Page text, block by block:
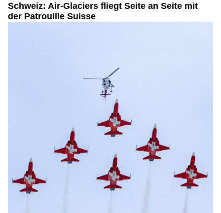
Schweiz: Air-Glaciers fliegt Seite an Seite mit
der Patrouille Suisse